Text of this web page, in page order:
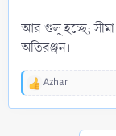
আর গুলু হচ্ছে; সীমা
অতিরঞ্জন।
R
Azhar